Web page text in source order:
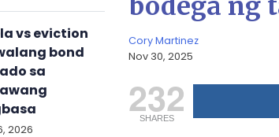
vs eviction
bond
sa
2026
bodega ng
Cory Martinez
Nov 30, 2025
232
SHARES